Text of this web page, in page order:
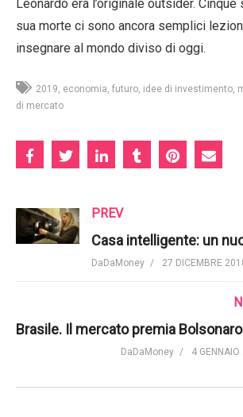
Leonardo era l’originale outsider.
sua morte ci sono ancora semplici
insegnare al mondo diviso di oggi.
2019 economia futuro idee di investimento
di mercato
PREV
DaDaMoney 27 DICEMBRE
DaDaMoney 4